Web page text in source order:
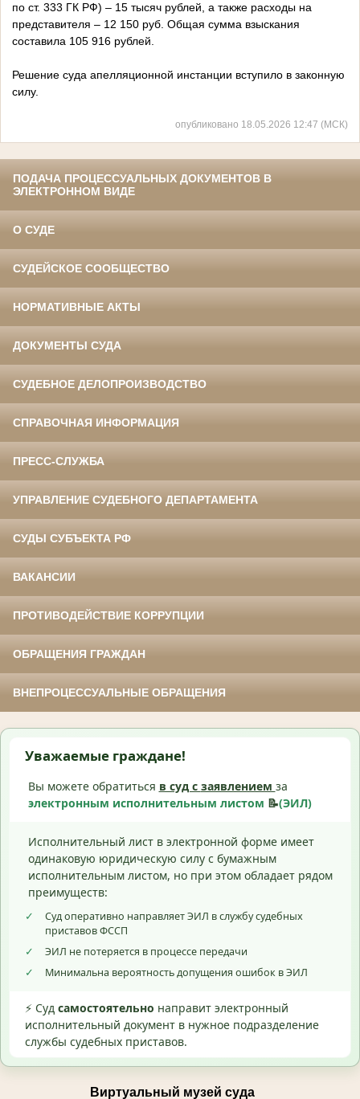
по ст. 333 ГК РФ) – 15 тысяч рублей, а также расходы на
представителя – 12 150 руб. Общая сумма взыскания
составила 105 916 рублей.
Решение суда апелляционной инстанции вступило в законную
силу.
опубликовано 18.05.2026 12:47 (МСК)
ПОДАЧА ПРОЦЕССУАЛЬНЫХ ДОКУМЕНТОВ В
ЭЛЕКТРОННОМ ВИДЕ
О СУДЕ
СУДЕЙСКОЕ СООБЩЕСТВО
НОРМАТИВНЫЕ АКТЫ
ДОКУМЕНТЫ СУДА
СУДЕБНОЕ ДЕЛОПРОИЗВОДСТВО
СПРАВОЧНАЯ ИНФОРМАЦИЯ
ПРЕСС-СЛУЖБА
УПРАВЛЕНИЕ СУДЕБНОГО ДЕПАРТАМЕНТА
СУДЫ СУБЪЕКТА РФ
ВАКАНСИИ
ПРОТИВОДЕЙСТВИЕ КОРРУПЦИИ
ОБРАЩЕНИЯ ГРАЖДАН
ВНЕПРОЦЕССУАЛЬНЫЕ ОБРАЩЕНИЯ
Уважаемые граждане!
Вы можете обратиться в суд с заявлением за
электронным исполнительным листом 📝(ЭИЛ)
Исполнительный лист в электронной форме имеет
одинаковую юридическую силу с бумажным
исполнительным листом, но при этом обладает рядом
преимуществ:
✓
Суд оперативно направляет ЭИЛ в службу судебных
приставов ФССП
✓
ЭИЛ не потеряется в процессе передачи
✓
Минимальна вероятность допущения ошибок в ЭИЛ
⚡ Суд самостоятельно направит электронный
исполнительный документ в нужное подразделение
службы судебных приставов.
Виртуальный музей суда